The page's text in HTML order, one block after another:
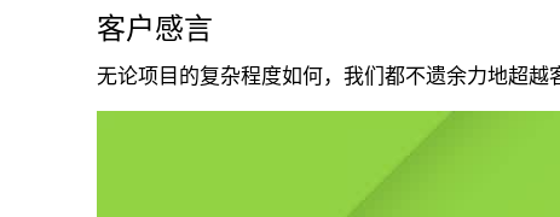
客户感言
无论项目的复杂程度如何，我们都不遗余力地超越